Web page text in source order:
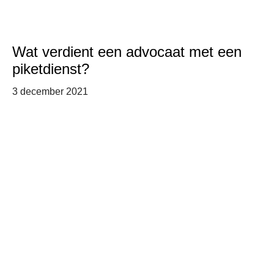
Wat verdient een advocaat met een
piketdienst?
3 december 2021